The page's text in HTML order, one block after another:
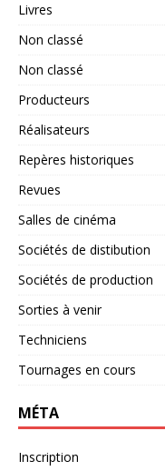
Livres
Non classé
Non classé
Producteurs
Réalisateurs
Repères historiques
Revues
Salles de cinéma
Sociétés de distibution
Sociétés de production
Sorties à venir
Techniciens
Tournages en cours
MÉTA
Inscription